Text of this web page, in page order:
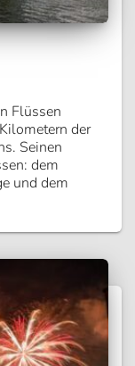
Flüssen
der
Seinen
dem
und dem